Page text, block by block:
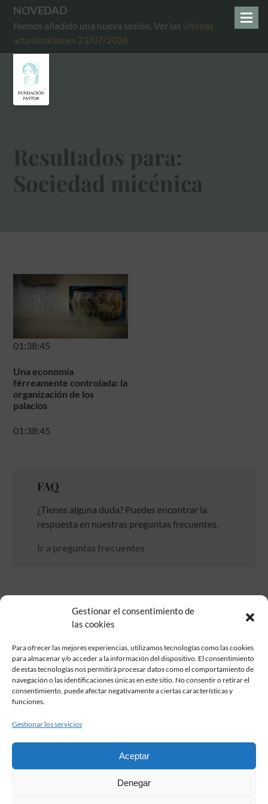
Gestionar el consentimiento de
las cookies
Para ofrecer las mejores experiencias, utilizamos tecnologías como las cookies
para almacenar y/o acceder a la información del dispositivo. El consentimiento
de estas tecnologías nos permitirá procesar datos como el comportamiento de
navegación o las identificaciones únicas en este sitio. No consentir o retirar el
consentimiento, puede afectar negativamente a ciertas características y
funciones.
Gestionar los servicios
Aceptar
Denegar
NOVEDAD
Hemos añadido una nueva sesión. Ver las últimas
actualizaciones 23/07/2026
Resultados para:
Sociedad micénica
01:38:45
Una economía
férreamente controlada: la
organización de los
palacios
01:38:45
FAQ
¿Tienes alguna duda? Puedes encontrar la
respuesta en nuestras preguntas frecuentes.
Ir a preguntas frecuentes
Fundación Pastor de Estudios Clásicos
Calle Serrano, 107. Madrid, 28006.
915617236
2026 Todos los derechos reservados © Fundación Pastor. Sitio web
Condiciones de contratación